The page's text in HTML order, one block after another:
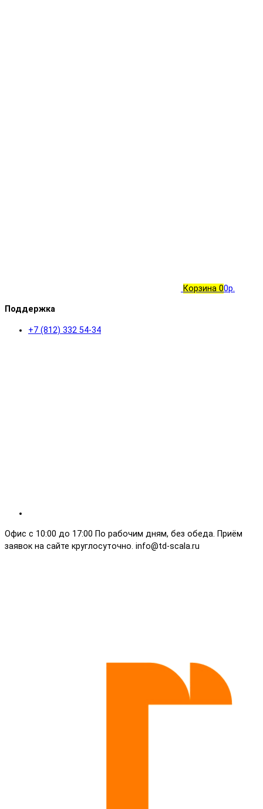
Корзина 00р.
Поддержка
+7 (812) 332 54-34
Офис с 10:00 до 17:00 По рабочим дням, без обеда. Приём
заявок на сайте круглосуточно. info@td-scala.ru